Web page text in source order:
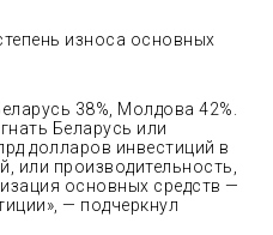
износа основных
38%, Молдова 42%.
Беларусь или
долларов инвестиций в
или производительность,
основных средств —
— подчеркнул